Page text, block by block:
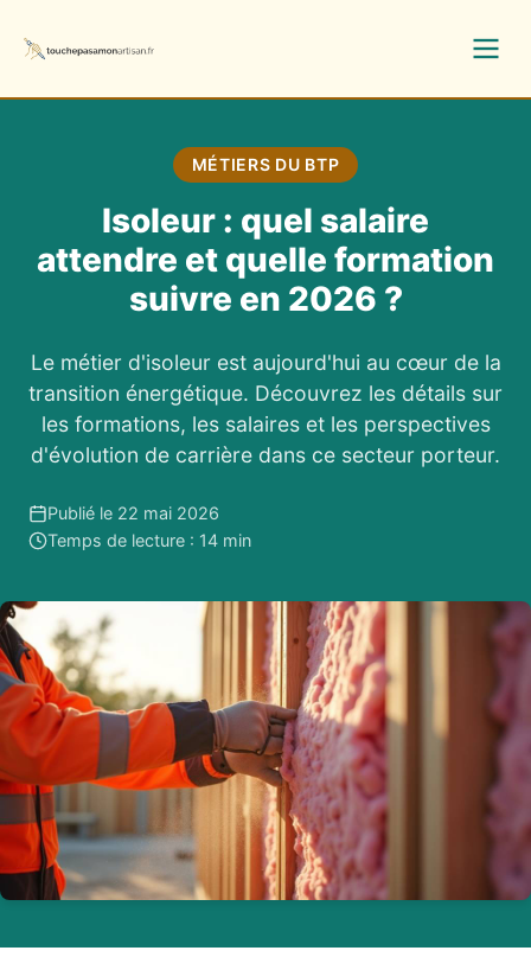
MÉTIERS DU BTP
Isoleur : quel salaire
attendre et quelle formation
suivre en 2026 ?
Le métier d'isoleur est aujourd'hui au cœur de la
transition énergétique. Découvrez les détails sur
les formations, les salaires et les perspectives
d'évolution de carrière dans ce secteur porteur.
Publié le 22 mai 2026
Temps de lecture : 14 min